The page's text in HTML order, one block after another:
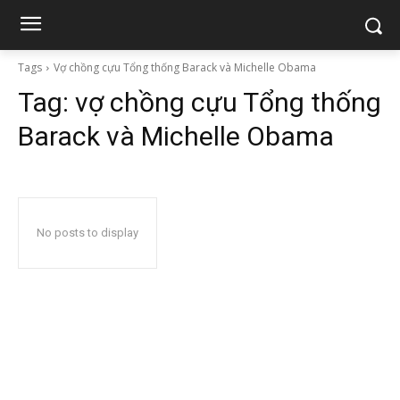
Tags Vợ chồng cựu Tổng thống Barack và Michelle Obama
Tag: vợ chồng cựu Tổng thống
Barack và Michelle Obama
No posts to display